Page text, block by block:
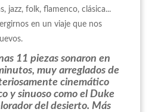
jazz, folk, flamenco, clásica...
en un viaje que nos
11 piezas sonaron en
muy arreglados de
cinemático
y sinuoso como el Duke
del desierto. Más